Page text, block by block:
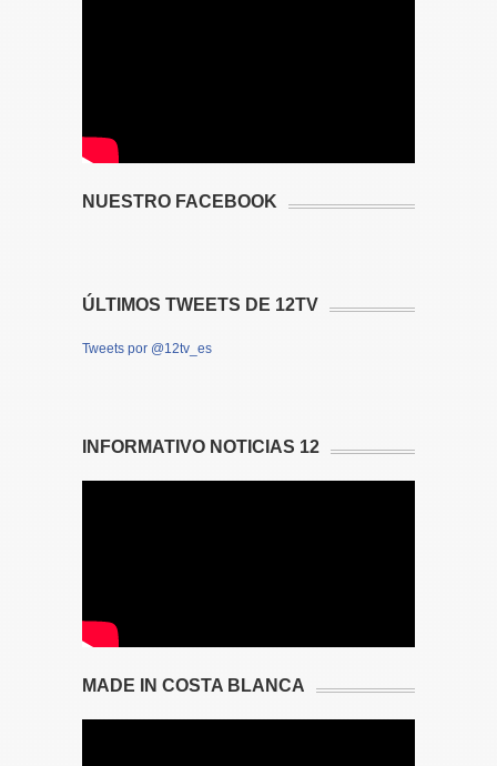
NUESTRO FACEBOOK
ÚLTIMOS TWEETS DE 12TV
Tweets por @12tv_es
INFORMATIVO NOTICIAS 12
MADE IN COSTA BLANCA